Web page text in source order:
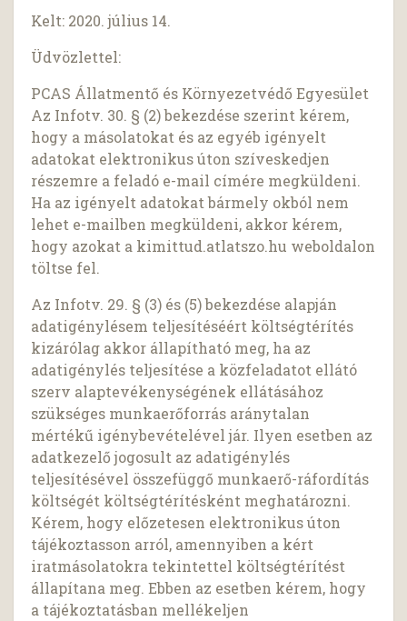
Kelt: 2020. július 14.
Üdvözlettel:
PCAS Állatmentő és Környezetvédő Egyesület
Az Infotv. 30. § (2) bekezdése szerint kérem,
hogy a másolatokat és az egyéb igényelt
adatokat elektronikus úton szíveskedjen
részemre a feladó e-mail címére megküldeni.
Ha az igényelt adatokat bármely okból nem
lehet e-mailben megküldeni, akkor kérem,
hogy azokat a kimittud.atlatszo.hu weboldalon
töltse fel.
Az Infotv. 29. § (3) és (5) bekezdése alapján
adatigénylésem teljesítéséért költségtérítés
kizárólag akkor állapítható meg, ha az
adatigénylés teljesítése a közfeladatot ellátó
szerv alaptevékenységének ellátásához
szükséges munkaerőforrás aránytalan
mértékű igénybevételével jár. Ilyen esetben az
adatkezelő jogosult az adatigénylés
teljesítésével összefüggő munkaerő-ráfordítás
költségét költségtérítésként meghatározni.
Kérem, hogy előzetesen elektronikus úton
tájékoztasson arról, amennyiben a kért
iratmásolatokra tekintettel költségtérítést
állapítana meg. Ebben az esetben kérem, hogy
a tájékoztatásban mellékeljen